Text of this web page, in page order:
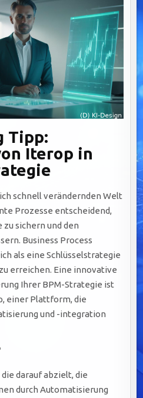
Tipp:
Iterop in
schnell verändernden Welt
Prozesse entscheidend,
sichern und den
Business Process
als eine Schlüsselstrategie
erreichen. Eine innovative
Ihrer BPM-Strategie ist
einer Plattform, die
und -integration
darauf abzielt, die
durch Automatisierung